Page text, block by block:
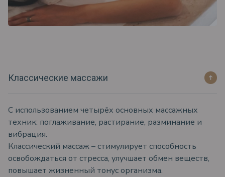
Классические массажи
С использованием четырёх основных массажных
техник: поглаживание, растирание, разминание и
вибрация.
Классический массаж – стимулирует способность
освобождаться от стресса, улучшает обмен веществ,
повышает жизненный тонус организма.